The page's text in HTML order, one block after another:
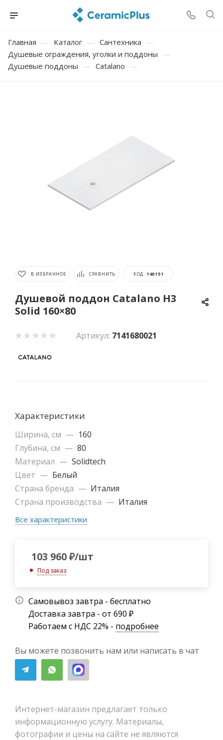
Главная — Каталог — Сантехника —
Душевые ограждения, уголки и поддоны —
Душевые поддоны — Catalano —
В ИЗБРАННОЕ СРАВНИТЬ КОД: 140151
Душевой поддон Catalano H3
Solid 160×80
Артикул: 7141680021
Характеристики
Ширина, см — 160
Глубина, см — 80
Материал — Solidtech
Цвет — Белый
Страна бренда — Италия
Страна производства — Италия
Все характеристики
103 960₽/шт
Под заказ
Самовывоз завтра - бесплатно
Доставка завтра - от 690 ₽
Работаем с НДС 22% - подробнее
Вы можете позвонить нам или написать в чат
Интернет-магазин предлагает только
информационную услугу. Материалы,
фотографии и цены на сайте не являются